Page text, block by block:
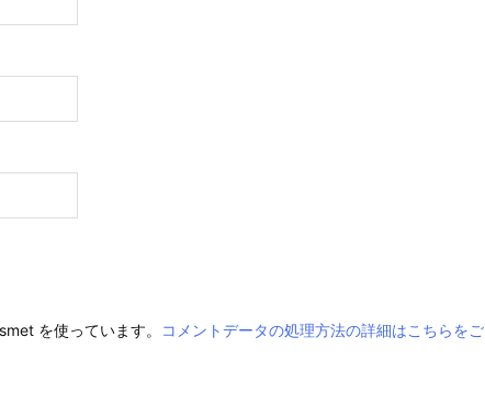
を使っています。
コメントデータの処理方法の詳細はこちらをご